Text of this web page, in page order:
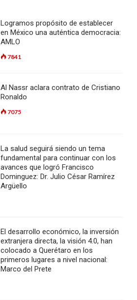
Logramos propósito de establecer
en México una auténtica democracia:
AMLO
7841
Al Nassr aclara contrato de Cristiano
Ronaldo
7075
La salud seguirá siendo un tema
fundamental para continuar con los
avances que logró Francisco
Dominguez: Dr. Julio César Ramírez
Argüello
El desarrollo económico, la inversión
extranjera directa, la visión 4.0, han
colocado a Querétaro en los
primeros lugares a nivel nacional:
Marco del Prete